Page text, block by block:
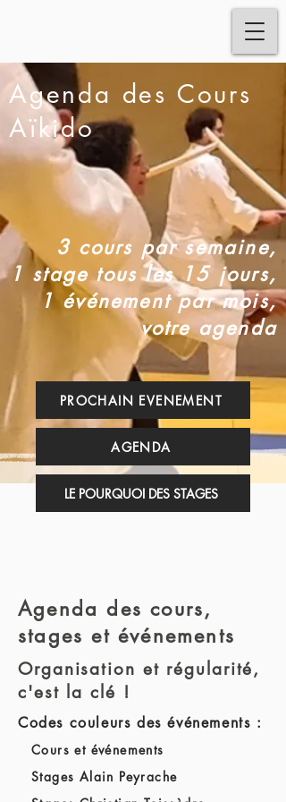
Agenda des Cours
Aïkido
3 cours par semaine,
1 stage tous les 15 jours,
1 événement par mois,
votre agenda
AGENDA
PROCHAIN EVENEMENT
LE POURQUOI DES STAGES
Agenda des cours,
stages et événements
Organisation et régularité,
c'est la clé !
Codes couleurs des événements :
Cours et événements
Stages Alain Peyrache